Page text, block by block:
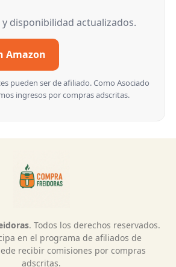
disponibilidad actualizados.
Amazon
pueden ser de afiliado. Como Asociado
ingresos por compras adscritas.
. Todos los derechos reservados.
en el programa de afiliados de
recibir comisiones por compras
adscritas.